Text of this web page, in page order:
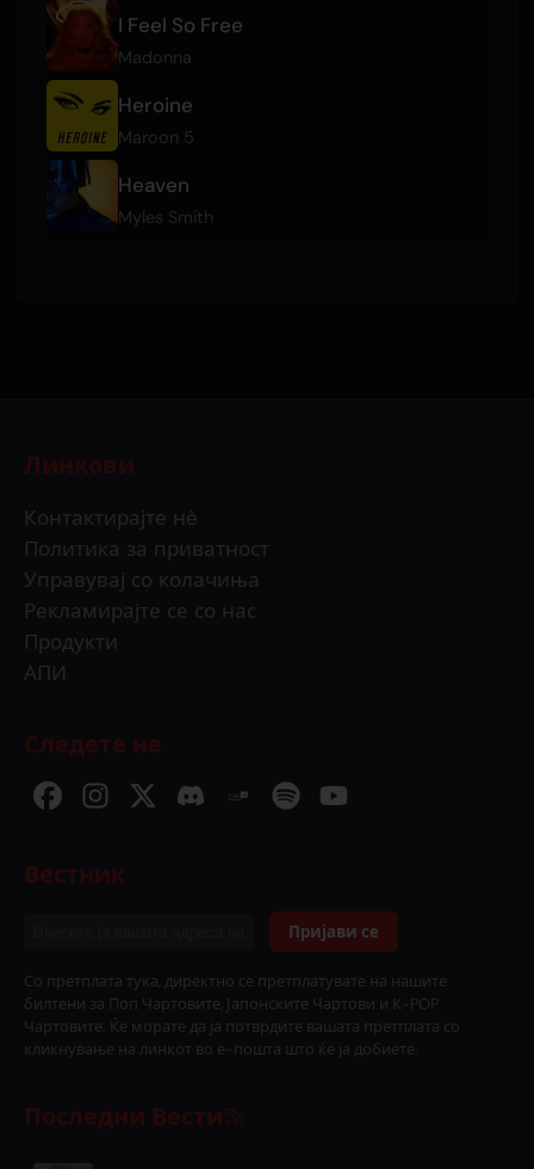
I Feel So Free
Madonna
Heroine
Maroon 5
Heaven
Myles Smith
Линкови
Контактирајте нè
Политика за приватност
Управувај со колачиња
Рекламирајте се со нас
Продукти
АПИ
Следете не
Вестник
Пријави се
Со претплата тука, директно се претплатувате на нашите
билтени за Поп Чартовите, Јапонските Чартови и К-POP
Чартовите. Ќе морате да ја потврдите вашата претплата со
кликнување на линкот во е-пошта што ќе ја добиете.
Последни Вести